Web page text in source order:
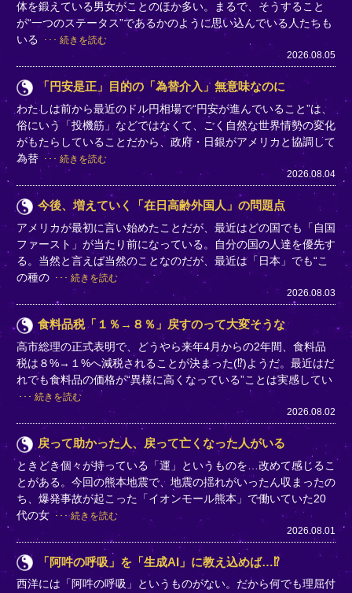
体を鍛えている男女がことのほか多い。まるで、そうすること
が“一つのステータス”であるかのように思い込んでいる人たちも
いる
続きを読む
2026.08.05
「円安是正」目的の「為替介入」無意味なのに
わたしは前から最近のドル円相場で“円安が進んでいること”は、
俗にいう「投機筋」などではなくて、ごく自然な世界情勢の変化
がもたらしていることだから、政府・日銀がアメリカと協調して
為替
続きを読む
2026.08.04
今後、増えていく「在日高齢外国人」の問題点
アメリカが最初に言い始めたことだが、最近はどの国でも「自国
ファースト」が当たり前になっている。自分の国の人達を優先す
る。当然と言えば当然のことなのだが、最近は「日本」でも“こ
の種の
続きを読む
2026.08.03
食料品税「１％→８％」戻すのって大変そうな
高市総理の正式表明で、どうやら来年4月からの2年間、食料品
税は８%→１%へ減税されることが決まった(⁉)ようだ。最近はだ
れでも食料品の価格が“異様に高くなっている”ことは実感してい
続きを読む
2026.08.02
戻って助かった人、戻って亡くなった人がいる
ときどき個々が持っている「運」というものを…改めて感じるこ
とがある。今回の熊本地震で、地震の揺れがいったん収まったの
ち、爆発事故が起こった「イオンモール熊本」で働いていた20
代の女
続きを読む
2026.08.01
「阿吽の呼吸」を「生成AI」に教え込めば…⁉
西洋には「阿吽の呼吸」というものがない。だから何でも理屈付